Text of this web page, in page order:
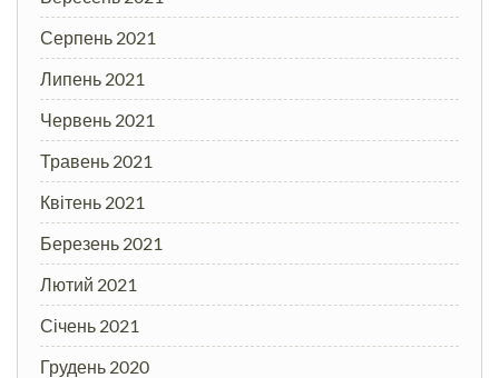
Серпень 2021
Липень 2021
Червень 2021
Травень 2021
Квітень 2021
Березень 2021
Лютий 2021
Січень 2021
Грудень 2020